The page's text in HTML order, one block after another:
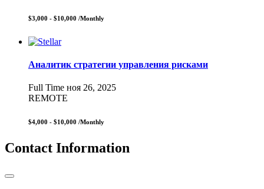
$3,000 - $10,000 /Monthly
Аналитик стратегии управления рисками
Full Time ноя 26, 2025
REMOTE
$4,000 - $10,000 /Monthly
Contact Information